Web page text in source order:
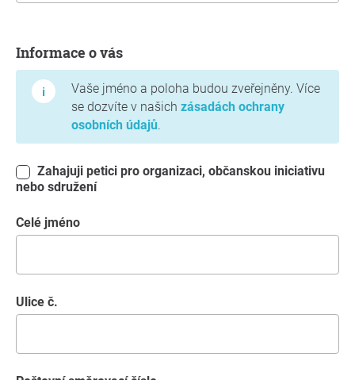
Informace o vás
Vaše jméno a poloha budou zveřejněny. Více
se dozvíte v našich zásadách ochrany
osobních údajů.
nebo sdružení
Celé jméno
Ulice č.